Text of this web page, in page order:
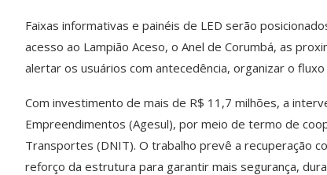
Faixas informativas e painéis de LED serão
acesso ao Lampião Aceso, o Anel de Corumbá, as
alertar os usuários com antecedência, organizar o
Com investimento de mais de R$ 11,7 milhões, a
Empreendimentos (Agesul), por meio de termo de
Transportes (DNIT). O trabalho prevê a recuperação
reforço da estrutura para garantir mais segurança,